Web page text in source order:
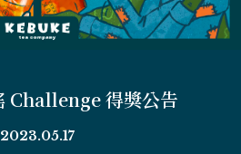
Challenge 得獎公告
2023.05.17